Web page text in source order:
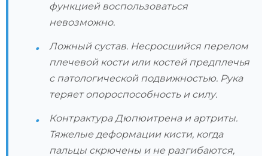
функцией воспользоваться
невозможно.
Ложный сустав. Несросшийся перелом
плечевой кости или костей предплечья
с патологической подвижностью. Рука
теряет опороспособность и силу.
Контрактура Дюпюитрена и артриты.
Тяжелые деформации кисти, когда
пальцы скрючены и не разгибаются,